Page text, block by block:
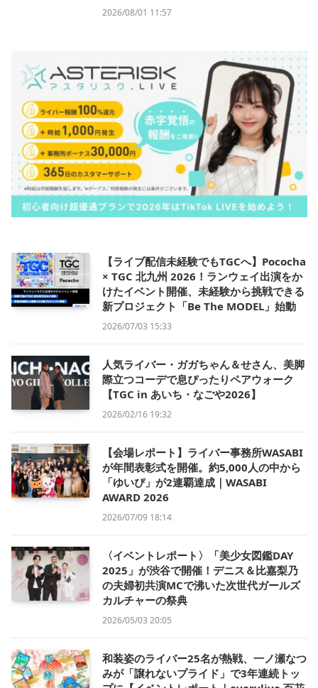
2026/08/01 11:57
【ライブ配信未経験でもTGCへ】Pococha
× TGC 北九州 2026！ランウェイ出演をか
けたイベント開催、未経験から挑戦できる
新プロジェクト「Be The MODEL」始動
2026/07/03 15:33
人気ライバー・ガガちゃん＆せさん、美脚
際立つコーデで息ぴったりペアウォーク
【TGC in あいち・なごや2026】
2026/02/16 19:32
【会場レポート】ライバー事務所WASABI
が年間表彰式を開催。約5,000人の中から
「ゆいぴ」が2連覇達成｜WASABI
AWARD 2026
2026/07/09 18:14
〈イベントレポート〉「美少女図鑑DAY
2025」が渋谷で開催！デニス＆比嘉梨乃
の夫婦初共演MCで沸いた次世代ガールズ
カルチャーの祭典
2026/05/03 20:05
和装姿のライバー25名が熱戦、一ノ瀬なつ
みが「譲れないプライド」で3年連続トッ